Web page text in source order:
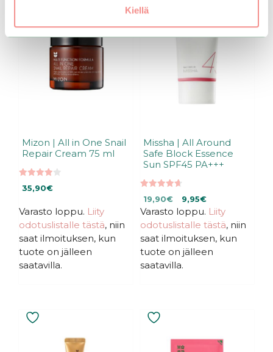
Kiellä
Mizon | All in One Snail
Repair Cream 75 ml
5:stä
35,90€
Varasto loppu. Liity
odotuslistalle tästä, niin
saat ilmoituksen, kun
tuote on jälleen
saatavilla.
Missha | All Around
Safe Block Essence
Sun SPF45 PA+++
5:stä
Alkuperäinen
hinta
oli:
19,90€.
19,90€Nykyinen
hinta
on:
19,90€.
9,95€
Varasto loppu. Liity
odotuslistalle tästä, niin
saat ilmoituksen, kun
tuote on jälleen
saatavilla.